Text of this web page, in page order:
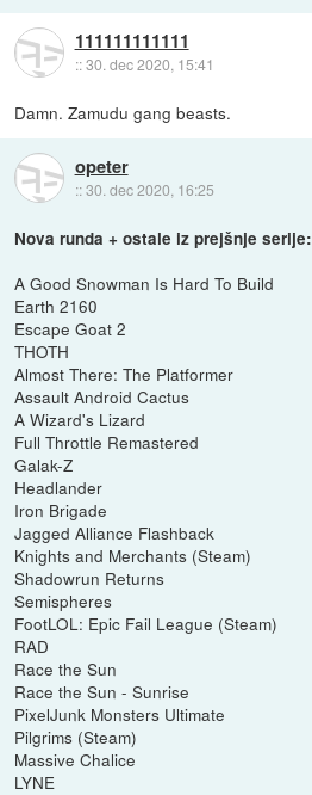
111111111111
::30. dec 2020, 15:41
Damn. Zamudu gang beasts.
opeter
::30. dec 2020, 16:25
Nova runda + ostale iz prejšnje serije:
A Good Snowman Is Hard To Build
Earth 2160
Escape Goat 2
THOTH
Almost There: The Platformer
Assault Android Cactus
A Wizard's Lizard
Full Throttle Remastered
Galak-Z
Headlander
Iron Brigade
Jagged Alliance Flashback
Knights and Merchants (Steam)
Shadowrun Returns
Semispheres
FootLOL: Epic Fail League (Steam)
RAD
Race the Sun
Race the Sun - Sunrise
PixelJunk Monsters Ultimate
Pilgrims (Steam)
Massive Chalice
LYNE